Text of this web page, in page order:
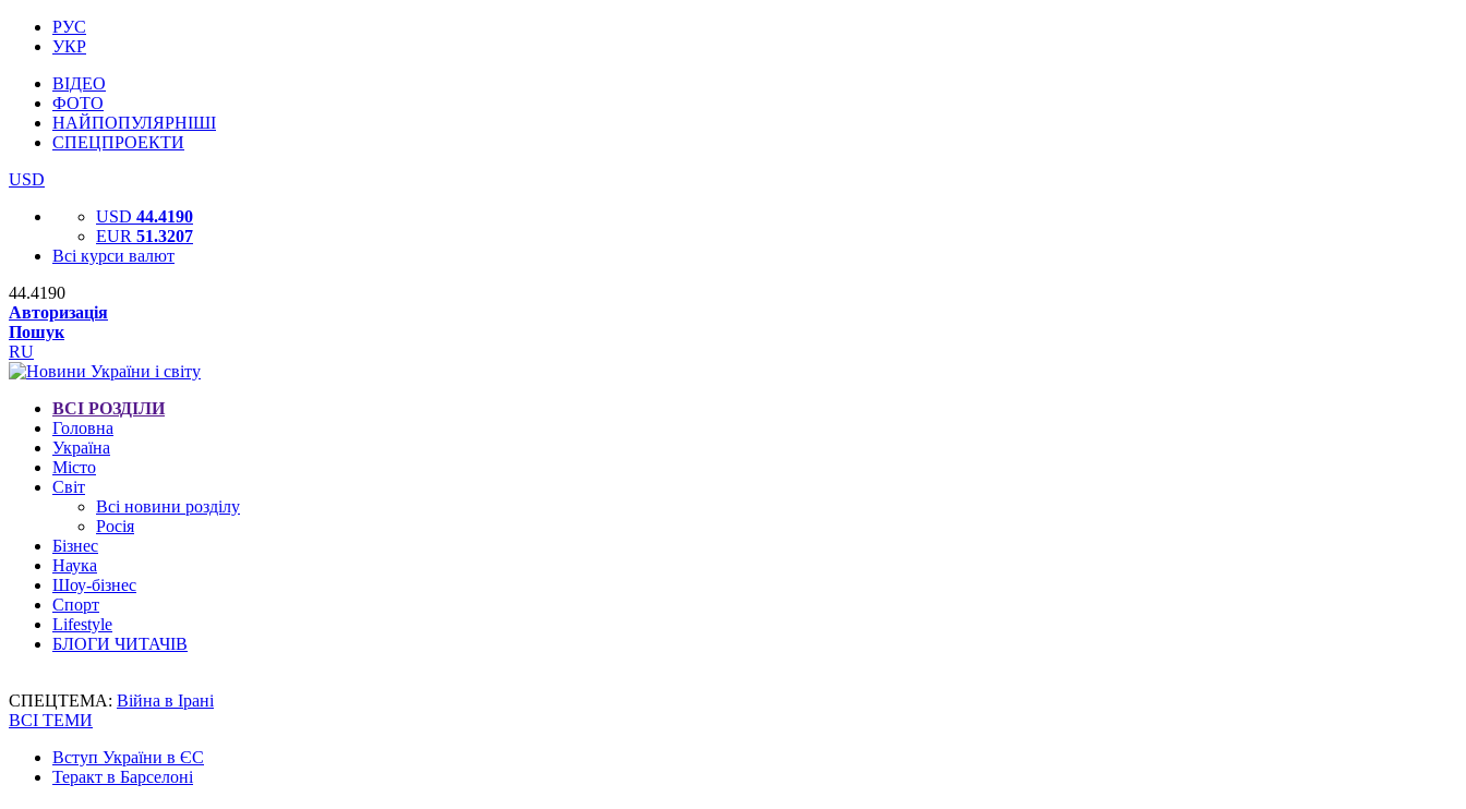
РУС
УКР
ВІДЕО
ФОТО
НАЙПОПУЛЯРНІШІ
СПЕЦПРОЕКТИ
USD
USD 44.4190
EUR 51.3207
Всі курси валют
44.4190
Авторизація
Пошук
RU
ВСІ РОЗДІЛИ
Головна
Україна
Місто
Світ
Всі новини розділу
Росія
Бізнес
Наука
Шоу-бізнес
Спорт
Lifestyle
БЛОГИ ЧИТАЧІВ
СПЕЦТЕМА: Війна в Ірані
ВСІ ТЕМИ
Вступ України в ЄС
Теракт в Барселоні